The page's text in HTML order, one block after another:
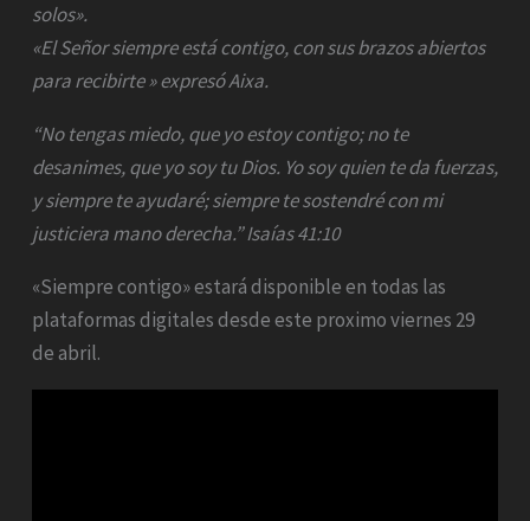
solos».
«El Señor siempre está contigo, con sus brazos abiertos
para recibirte » expresó Aixa.
“No tengas miedo, que yo estoy contigo; no te
desanimes, que yo soy tu Dios. Yo soy quien te da fuerzas,
y siempre te ayudaré; siempre te sostendré con mi
justiciera mano derecha.” Isaías 41:10
«Siempre contigo» estará disponible en todas las
plataformas digitales desde este proximo viernes 29
de abril.